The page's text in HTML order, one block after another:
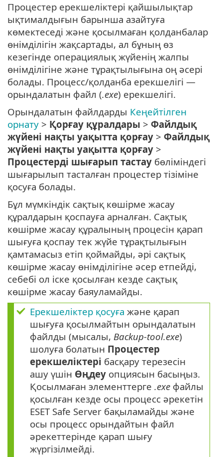
Процестер ерекшеліктері қайшылықтар
ықтималдығын барынша азайтуға
көмектеседі және қосылмаған қолданбалар
өнімділігін жақсартады, ал бұның өз
кезегінде операциялық жүйенің жалпы
өнімділігіне және тұрақтылығына оң әсері
болады. Процесс/қолданба ерекшелігі —
орындалатын файл (.exe) ерекшелігі.
Орындалатын файлдарды Кеңейтілген
орнату > Қорғау құралдары > Файлдық
жүйені нақты уақытта қорғау > Файлдық
жүйені нақты уақытта қорғау >
Процестерді шығарып тастау бөліміндегі
шығарылып тасталған процестер тізіміне
қосуға болады.
Бұл мүмкіндік сақтық көшірме жасау
құралдарын қоспауға арналған. Сақтық
көшірме жасау құралының процесін қарап
шығуға қоспау тек жүйе тұрақтылығын
қамтамасыз етіп қоймайды, әрі сақтық
көшірме жасау өнімділігіне әсер етпейді,
себебі ол іске қосылған кезде сақтық
көшірме жасау баяуламайды.
Ерекшеліктер қосуға және қарап
шығуға қосылмайтын орындалатын
файлды (мысалы, Backup-tool.exe)
шолуға болатын Процестер
ерекшеліктері басқару терезесін
ашу үшін Өңдеу опциясын басыңыз.
Қосылмаған элементтерге .exe файлы
қосылған кезде осы процесс әрекетін
ESET Safe Server бақыламайды және
осы процесс орындайтын файл
әрекеттерінде қарап шығу
жүргізілмейді.